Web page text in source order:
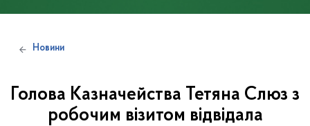
Новини
Голова Казначейства Тетяна Слюз з
робочим візитом відвідала